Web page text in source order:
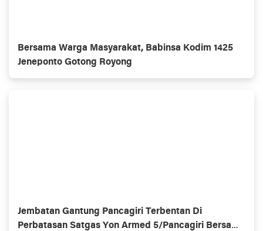
Bersama Warga Masyarakat, Babinsa Kodim 1425
Jeneponto Gotong Royong
Jembatan Gantung Pancagiri Terbentan Di
Perbatasan Satgas Yon Armed 5/Pancagiri Bersama